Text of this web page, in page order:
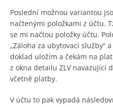
Poslední možnou variantou
načtenými položkami z účtu.
se mi načtou položky účtu.
„Záloha za ubytovací služby“
doklad uložím a čekám na
z okna detailu ZLV navazující
včetně platby.
V účtu to pak vypadá